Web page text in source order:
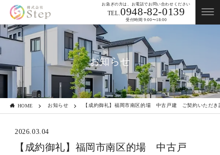
お急ぎの方は、お電話でお問い合わせください
TEL.0948-82-0139
受付時間 9:00〜18:00
お知らせ
HOME お知らせ 【成約御礼】福岡市南区的場 中古戸建 ご契約いただき
2026.03.04
【成約御礼】福岡市南区的場 中古戸